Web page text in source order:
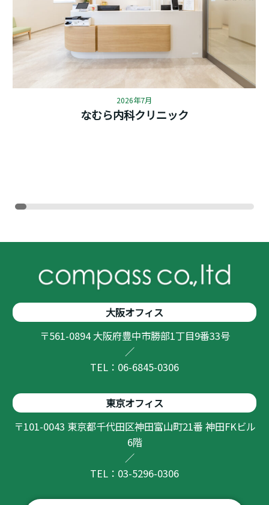
2026年7月
なむら内科クリニック
大阪オフィス
〒561-0894 大阪府豊中市勝部1丁目9番33号
／
TEL：06-6845-0306
東京オフィス
〒101-0043 東京都千代田区神田富山町21番 神田FKビル
6階
／
TEL：03-5296-0306